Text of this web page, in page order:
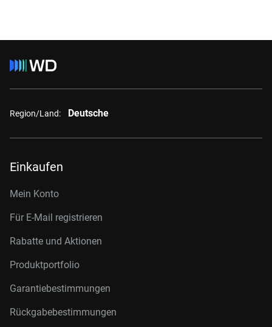
Region/Land: Deutsche
Einkaufen
Mein Konto
Für E-Mail registrieren
Rabatte und Aktionen
Produktportfolio
Garantiebestimmungen
Rückgabebestimmungen